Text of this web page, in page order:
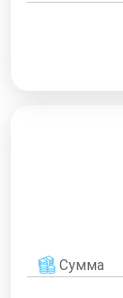
Сумма